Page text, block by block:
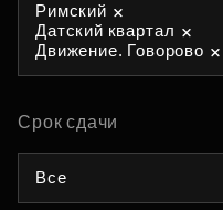
Римский
Датский квартал
Движение. Говорово
Срок сдачи
Все